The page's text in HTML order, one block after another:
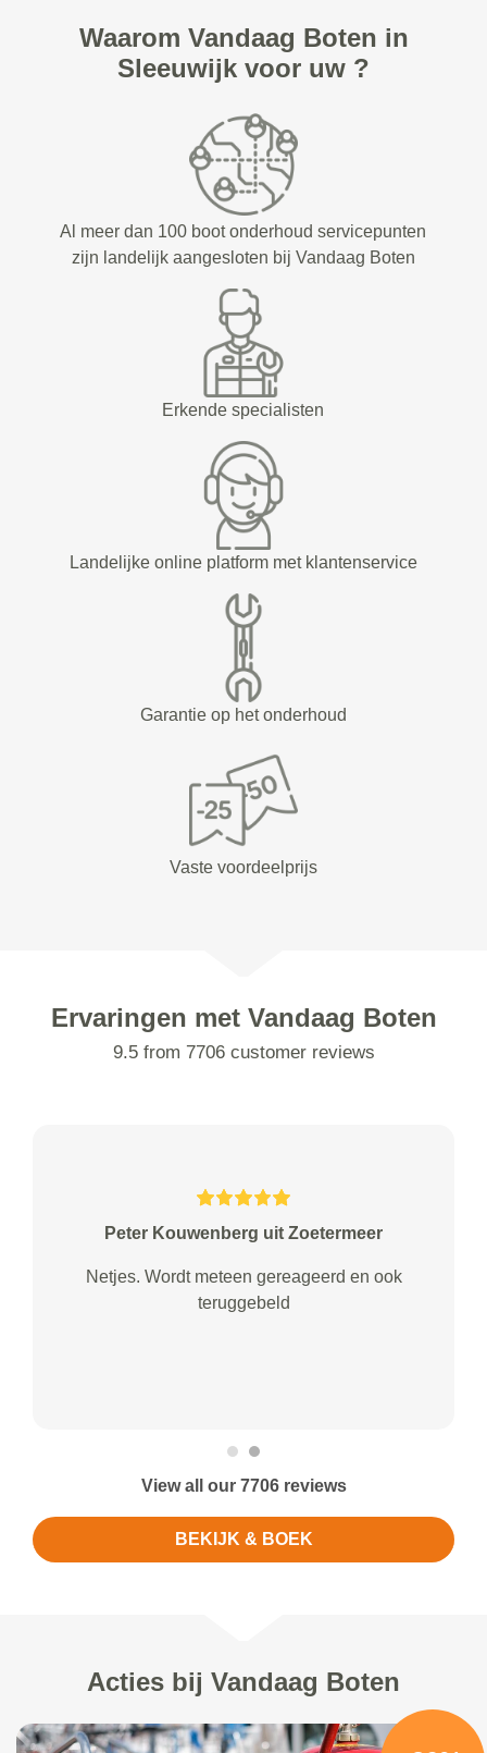
Waarom Vandaag Boten in
Sleeuwijk voor uw ?
Al meer dan 100 boot onderhoud servicepunten
zijn landelijk aangesloten bij Vandaag Boten
Erkende specialisten
Landelijke online platform met klantenservice
Garantie op het onderhoud
Vaste voordeelprijs
Ervaringen met Vandaag Boten
9.5 from 7706 customer reviews
Peter Kouwenberg uit Zoetermeer
Netjes. Wordt meteen gereageerd en ook
teruggebeld
View all our 7706 reviews
BEKIJK & BOEK
Acties bij Vandaag Boten